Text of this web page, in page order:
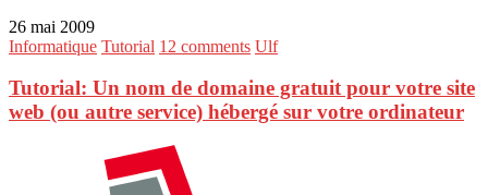
26 mai 2009
Informatique Tutorial 12 comments Ulf
Tutorial: Un nom de domaine gratuit pour votre site
web (ou autre service) hébergé sur votre ordinateur